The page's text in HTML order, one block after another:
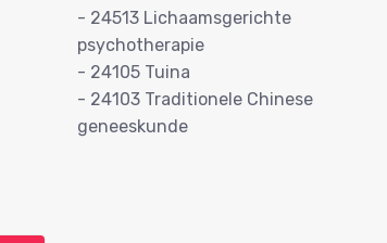
- 24513 Lichaamsgerichte
psychotherapie
- 24105 Tuina
- 24103 Traditionele Chinese
geneeskunde